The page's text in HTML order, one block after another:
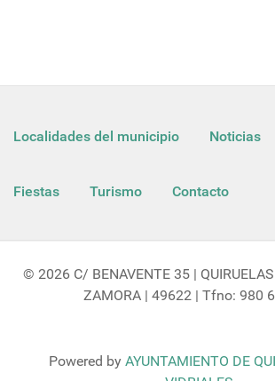
Localidades del municipio Noticias
Fiestas Turismo Contacto
© 2026 C/ BENAVENTE 35 |
ZAMORA | 49622 | Tfno: 980
Powered by AYUNTAMIENTO DE